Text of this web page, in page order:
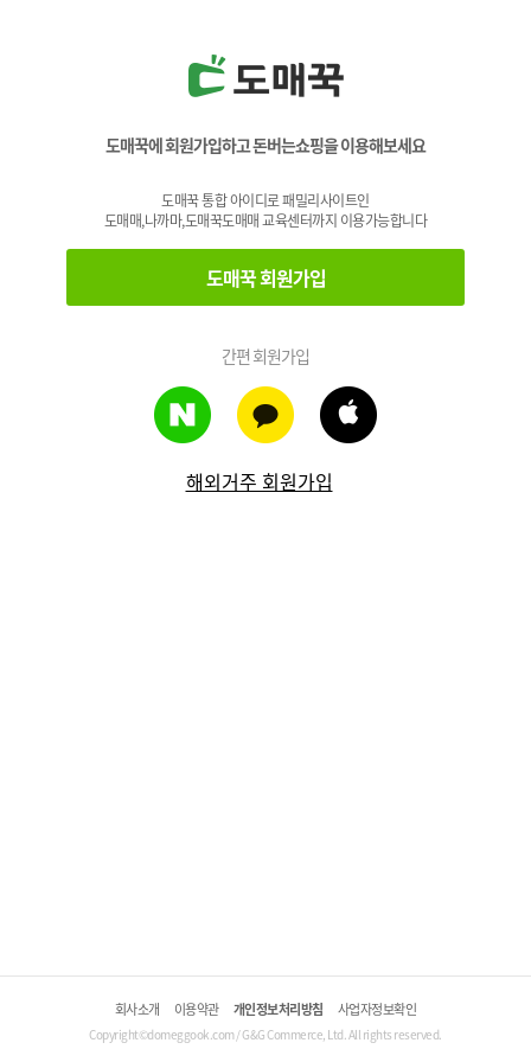
도매꾹에 회원가입하고 돈버는쇼핑을 이용해보세요
도매꾹 통합 아이디로 패밀리사이트인
도매매,나까마,도매꾹도매매 교육센터까지 이용가능합니다
도매꾹 회원가입
간편 회원가입
해외거주 회원가입
회사소개 이용약관 개인정보처리방침 사업자정보확인
Copyright©domeggook.com / G&G Commerce, Ltd. All rights reserved.